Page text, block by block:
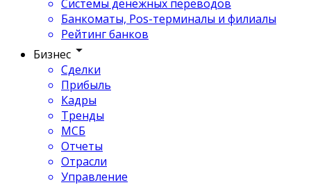
Системы денежных переводов
Банкоматы, Pos-терминалы и филиалы
Рейтинг банков
Бизнес
Сделки
Прибыль
Кадры
Тренды
МСБ
Отчеты
Отрасли
Управление